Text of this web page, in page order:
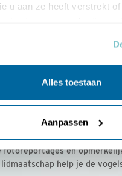
u aan ze heeft verstrekt
Alles toestaan
Aanpassen
5 x Vogels voor €
het tijdschrift voor onze
fotoreportages en
help je de